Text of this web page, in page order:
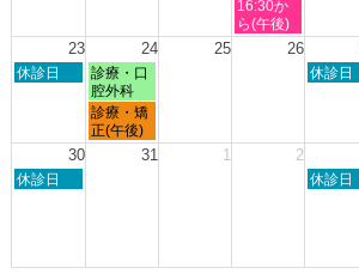
2026
19th
2026
2026
曜
日,
8
16:30か
ら(午後)
23 24 25 26
日
月
2026
休診日
月
曜
日,
8
月
診療・口
腔外科
木
月
2026
休診日
月
曜
日,
診療・矯
正(午後)
30 31 1 2
日
30th
休診日
木
3rd
休診日